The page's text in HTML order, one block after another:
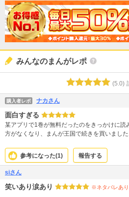
みんなのまんがレポ
(5.0)
購入者レポ ナカさん
面白すぎる
某アプリで1巻が無料だったのをきっかけに読
方がなくなり、まんが王国で続きを買いまし
ど、ファンバスは群を抜いて面白いです。キ
いです。 作者さんの愛も伝わってくる良い作品
参考になった(1) 報告する
siさん
笑いあり涙あり ※ネタバレあり